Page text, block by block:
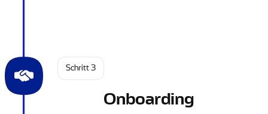
Schritt 3
Onboarding